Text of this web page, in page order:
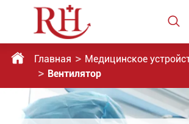

 Главная
Медицинское
Вентилятор